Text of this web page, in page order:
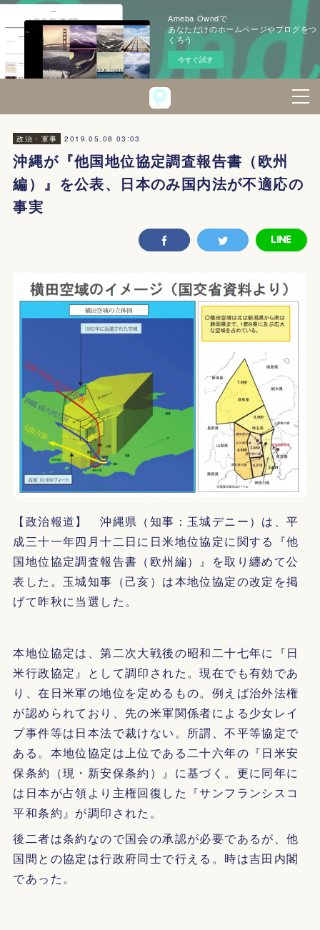
Ameba Owndで
あなただけのホームページやブログをつ
くろう
今すぐ試す
政治・軍事 2019.05.08 03:03
沖縄が『他国地位協定調査報告書（欧州
編）』を公表、日本のみ国内法が不適応の
事実
【政治報道】 沖縄県（知事：玉城デニー）は、平
成三十一年四月十二日に日米地位協定に関する『他
国地位協定調査報告書（欧州編）』を取り纏めて公
表した。玉城知事（己亥）は本地位協定の改定を掲
げて昨秋に当選した。
本地位協定は、第二次大戦後の昭和二十七年に『日
米行政協定』として調印された。現在でも有効であ
り、在日米軍の地位を定めるもの。例えば治外法権
が認められており、先の米軍関係者による少女レイ
プ事件等は日本法で裁けない。所謂、不平等協定で
ある。本地位協定は上位である二十六年の『日米安
保条約（現・新安保条約）』に基づく。更に同年に
は日本が占領より主権回復した『サンフランシスコ
平和条約』が調印された。
後二者は条約なので国会の承認が必要であるが、他
国間との協定は行政府同士で行える。時は吉田内閣
であった。